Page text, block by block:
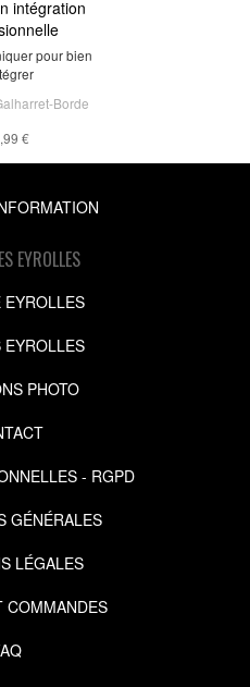
intégration
pour bien
Borde
€
EYROLLES
EYROLLES
EYROLLES
PHOTO
- RGPD
GÉNÉRALES
LÉGALES
COMMANDES